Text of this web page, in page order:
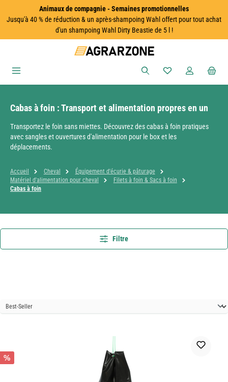
Passer au contenu principalAnimaux de compagnie - Semaines promotionnelles
Jusqu'à 40 % de réduction & un après-shampoing Wahl offert pour tout achat
d'un shampoing Wahl Dirty Beastie de 5 l !
Vous avez 0
Cabas à foin : Transport et alimentation propres en un
Transportez le foin sans miettes. Découvrez des cabas à foin pratiques
avec sangles et ouvertures d'alimentation pour le box et les
déplacements.
Accueil Cheval
Équipement d'écurie & pâturage
Matériel d'alimentation pour cheval
Filets à foin & Sacs à foin
Cabas à foin
Filtre
%